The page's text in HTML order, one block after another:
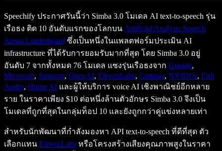
Speechify ประกาศวันนี้ว่า Simba 3.0 โมเดล AI text-to-speech รุ่น
เรือธง ติด 10 อันดับแรกของโลกบน Artificial Analysis Speech
Arena Leaderboard ซึ่งเป็นหนึ่งในแพลตฟอร์มประเมิน AI
infrastructure ที่ได้รับการยอมรับมากที่สุด โดย Simba 3.0 อยู่
อันดับ 7 จากทั้งหมด 76 โมเดล แซงรุ่นเรือธงจาก Google,
Microsoft, Amazon, OpenAI, ElevenLabs, Cartesia, NVIDIA, Fish
Audio, Hume AI และผู้ให้บริการ voice AI เชิงพาณิชย์อีกหลาย
ราย ในราคาเพียง $10 ต่อหนึ่งล้านตัวอักษร Simba 3.0 จึงเป็น
โมเดลที่ถูกที่สุดในกลุ่มท็อป 10 และยังถูกกว่าคู่แข่งหลายเท่า
สำหรับนักพัฒนาที่กำลังมองหา API text-to-speech ที่ดีที่สุด ตัว
เลือกแทน ElevenLabs หรือโครงสร้างเสียงคุณภาพสูงในราคา